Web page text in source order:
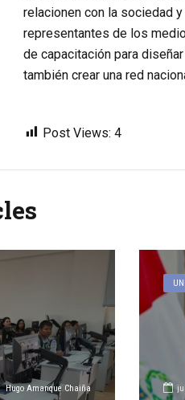
relacionen con la sociedad
representantes de los
de capacitación para
también crear una red
Post Views: 4
Hugo Amanque Chaiña